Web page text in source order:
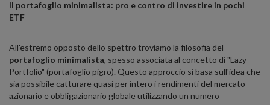
Il portafoglio minimalista: pro e contro di investire in pochi
ETF
All'estremo opposto dello spettro troviamo la filosofia del
portafoglio minimalista, spesso associata al concetto di "Lazy
Portfolio" (portafoglio pigro). Questo approccio si basa sull'idea che
sia possibile catturare quasi per intero i rendimenti del mercato
azionario e obbligazionario globale utilizzando un numero